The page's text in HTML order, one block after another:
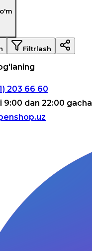
Filtrlash
203 66 60
9:00 dan 22:00 gacha